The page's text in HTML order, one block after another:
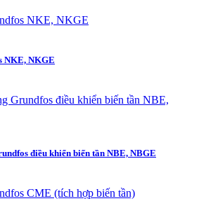
NKE, NKGE
điều khiển biến tần NBE, NBGE